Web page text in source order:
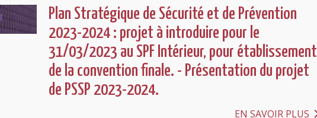
Plan Stratégique de Sécurité et de Prévention
2023-2024 : projet à introduire pour le
31/03/2023 au SPF Intérieur, pour établissement
de la convention finale. - Présentation du projet
de PSSP 2023-2024.
EN SAVOIR PLUS